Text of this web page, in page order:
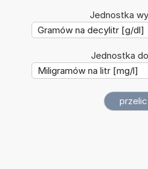
Jednostka
Jednostka